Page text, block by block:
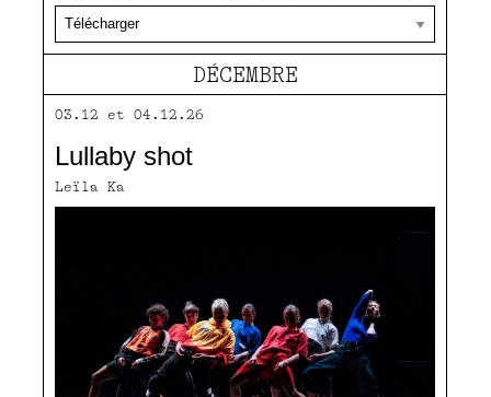
DÉCEMBRE
03.12 et 04.12.26
Lullaby shot
Leïla Ka